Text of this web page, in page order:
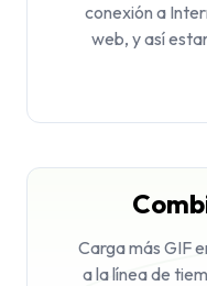
conexión a
web, y así
Carga más GIF
a la línea de